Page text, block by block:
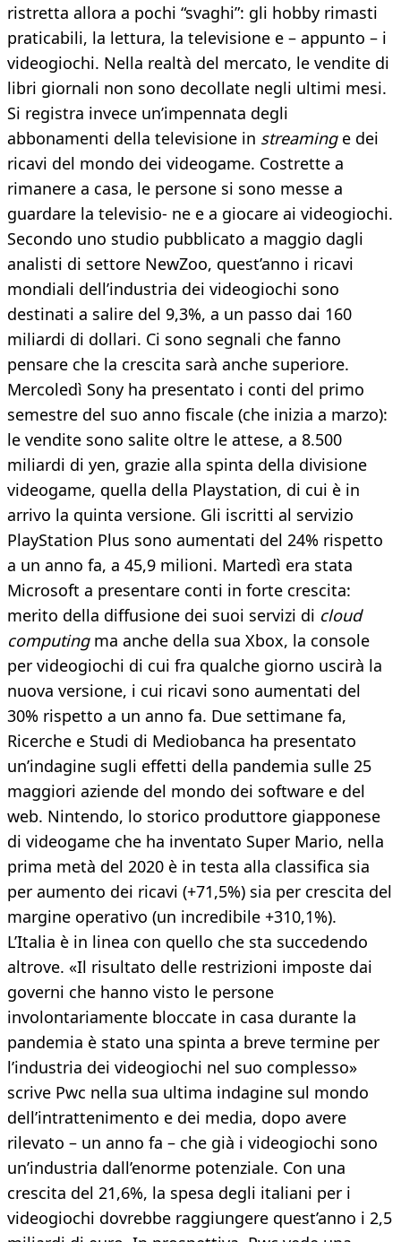
ristretta allora a pochi “svaghi”: gli hobby rimasti
praticabili, la lettura, la televisione e – appunto – i
videogiochi. Nella realtà del mercato, le vendite di
libri giornali non sono decollate negli ultimi mesi.
Si registra invece un’impennata degli
abbonamenti della televisione in streaminge dei
ricavi del mondo dei videogame. Costrette a
rimanere a casa, le persone si sono messe a
guardare la televisio- ne e a giocare ai videogiochi.
Secondo uno studio pubblicato a maggio dagli
analisti di settore NewZoo, quest’anno i ricavi
mondiali dell’industria dei videogiochi sono
destinati a salire del 9,3%, a un passo dai 160
miliardi di dollari. Ci sono segnali che fanno
pensare che la crescita sarà anche superiore.
Mercoledì Sony ha presentato i conti del primo
semestre del suo anno fiscale (che inizia a marzo):
le vendite sono salite oltre le attese, a 8.500
miliardi di yen, grazie alla spinta della divisione
videogame, quella della Playstation, di cui è in
arrivo la quinta versione. Gli iscritti al servizio
PlayStation Plus sono aumentati del 24% rispetto
a un anno fa, a 45,9 milioni. Martedì era stata
Microsoft a presentare conti in forte crescita:
merito della diffusione dei suoi servizi di cloud
computingma anche della sua Xbox, la console
per videogiochi di cui fra qualche giorno uscirà la
nuova versione, i cui ricavi sono aumentati del
30% rispetto a un anno fa. Due settimane fa,
Ricerche e Studi di Mediobanca ha presentato
un’indagine sugli effetti della pandemia sulle 25
maggiori aziende del mondo dei software e del
web. Nintendo, lo storico produttore giapponese
di videogame che ha inventato Super Mario, nella
prima metà del 2020 è in testa alla classifica sia
per aumento dei ricavi (+71,5%) sia per crescita del
margine operativo (un incredibile +310,1%).
L’Italia è in linea con quello che sta succedendo
altrove. «Il risultato delle restrizioni imposte dai
governi che hanno visto le persone
involontariamente bloccate in casa durante la
pandemia è stato una spinta a breve termine per
l’industria dei videogiochi nel suo complesso»
scrive Pwc nella sua ultima indagine sul mondo
dell’intrattenimento e dei media, dopo avere
rilevato – un anno fa – che già i videogiochi sono
un’industria dall’enorme potenziale. Con una
crescita del 21,6%, la spesa degli italiani per i
videogiochi dovrebbe raggiungere quest’anno i 2,5